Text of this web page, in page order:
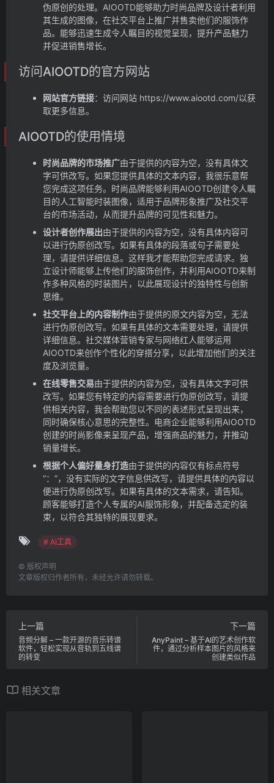
伪原创的处理。 AIOOTD能够助力时尚品牌及设计者利用
其生成的图像，在社交平台上推广并售卖他们的服饰作
品。 能够迅速生成令人瞩目的视觉呈现，提升产品魅力
并促进销售增长。
访问AIOOTD的官方网站
网站官方链接：访问网站 https://www.aiootd.com/以获
取更多信息。
AIOOTD的使用情境
时尚品牌的市场推广由于提供的内容为空，没有具体文
字可供改写。如果您提供具体的文本内容，我很乐意帮
您完成这项任务。 时尚品牌能够利用AIOOTD创建令人瞩
目的人工智能时装图像，适用于品牌形象推广及社交平
台的市场活动，从而提升品牌的可见性和魅力。
设计者创作展出由于提供的内容为空，没有具体内容可
以进行伪原创改写。如果有具体的段落或句子需要处
理，请提供详细信息。这样我才能帮助您完成请求。 独
立设计师能够上传他们的服饰创作，并利用AIOOTD来制
作多种风格的时装图片，以此展现设计的独特性与创新
思维。
社交平台上的内容制作由于提供的原文内容为空，无法
进行伪原创改写。如果有具体的文本需要处理，请提供
详细信息。 社交媒体营销专家与网络红人能够运用
AIOOTD来创作个性化的穿搭分享，以此增加他们的关注
度及浏览量。
在线零售交易由于提供的内容为空，没有具体文字可供
改写。如果您有特定的内容需要进行伪原创改写，请提
供相关内容，我会帮助您以不同的表述形式呈现出来，
同时确保核心意思的完整性。 电商企业能够利用AIOOTD
创建的时尚影像来呈现产品，增强商品的魅力，并推动
销量增长。
根据个人偏好量身打造由于提供的内容仅有标点符号
“：”，没有实际的文字信息供改写，请提供具体的内容以
便进行伪原创改写。如果有具体的文本需求，请告知。
顾客能够打造个人专属的AI服饰形象，并配备选定的装
束，以符合其独特的展现要求。
# AI工具
© 版权声明
文章版权归作者所有，未经允许请勿转载。
上一篇
音频分解 – 一款开源的音乐转谱
软件，轻松实现从音轨到五线谱
的转变
下一篇
AnyPaint – 基于AI的艺术创作软
件，通过分析样本图片的风格来
创建类似作品
相关文章